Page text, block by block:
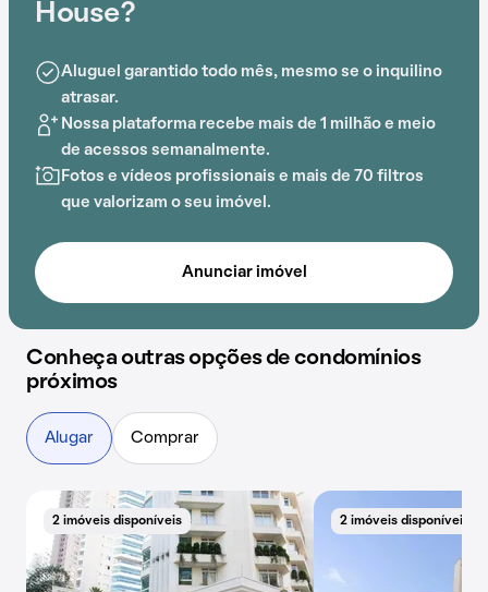
para atender às necessidades dos moradores que
A proximidade com Colégio AB Sabin, My School
Educação Bilíngue, EMEI Luiza Momi Sasso, Praça
Cidade do México, Colégio Adventista e EMEF
General Euclydes de Oliveira Figueiredo acrescenta
praticidade e comodidade na rotina dos que residem
House?
Aluguel garantido todo mês, mesmo se o inquilino
atrasar.
Nossa plataforma recebe mais de 1 milhão e meio
de acessos semanalmente.
Fotos e vídeos profissionais e mais de 70 filtros
que valorizam o seu imóvel.
Anunciar imóvel
Conheça outras opções de condomínios
próximos
Alugar Comprar
2 imóveis disponíveis 2 imóveis disponíveis